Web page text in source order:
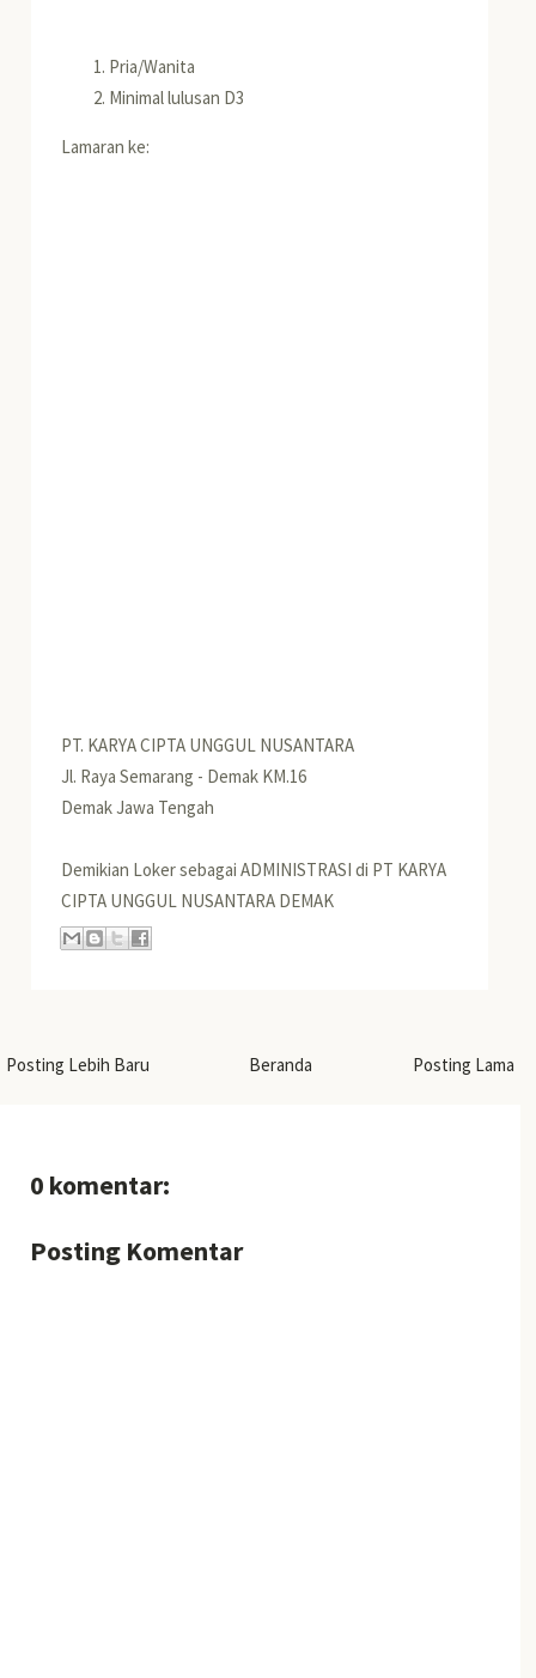
Pria/Wanita
Minimal lulusan D3
Lamaran ke:
PT. KARYA CIPTA UNGGUL NUSANTARA
Jl. Raya Semarang - Demak KM.16
Demak Jawa Tengah
Demikian Loker sebagai ADMINISTRASI di PT KARYA
CIPTA UNGGUL NUSANTARA DEMAK
Posting Lebih Baru Posting Lama
Beranda
0 komentar:
Posting Komentar